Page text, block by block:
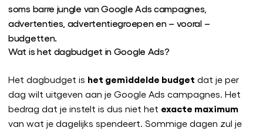
soms barre jungle van Google Ads campagnes,
advertenties, advertentiegroepen en – vooral –
budgetten.
Wat is het dagbudget in Google Ads?
Het dagbudget is het gemiddelde budget dat je per
dag wilt uitgeven aan je Google Ads campagnes. Het
bedrag dat je instelt is dus niet het exacte maximum
van wat je dagelijks spendeert. Sommige dagen zul je